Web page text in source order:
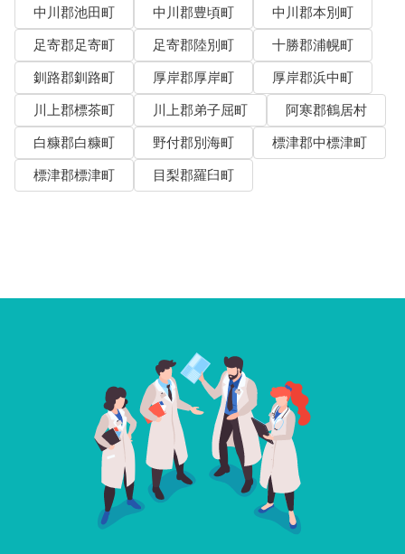
中川郡池田町
中川郡豊頃町
中川郡本別町
足寄郡足寄町
足寄郡陸別町
十勝郡浦幌町
釧路郡釧路町
厚岸郡厚岸町
厚岸郡浜中町
川上郡標茶町
川上郡弟子屈町
阿寒郡鶴居村
白糠郡白糠町
野付郡別海町
標津郡中標津町
標津郡標津町
目梨郡羅臼町